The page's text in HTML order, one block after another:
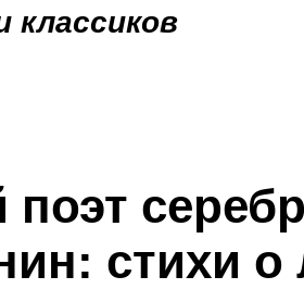
классиков
поэт
стихи